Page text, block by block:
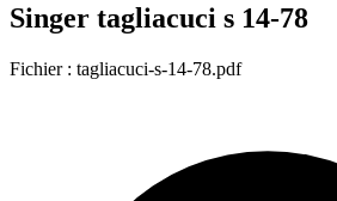
Singer tagliacuci s 14-78
Fichier : tagliacuci-s-14-78.pdf